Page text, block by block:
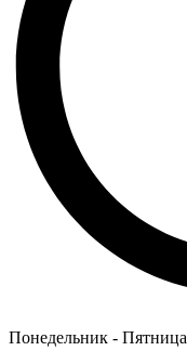
Понедельник - Пятница